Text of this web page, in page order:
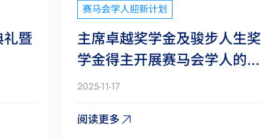
暨
赛马会学人迎新计划
主席卓越奖学金及骏步人生奖
学金得主开展赛马会学人的成
长之旅
2025-11-17
阅读更多